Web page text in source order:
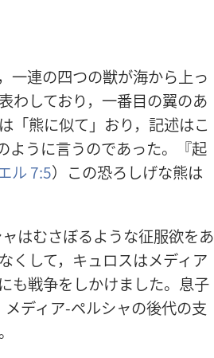
一連の四つの獣が海から上っ
わしており，一番目の翼のあ
「熊に似て」おり，記述はこ
ように言うのであった。『起
ル 7:5）この恐ろしげな熊は
はむさぼるような征服欲をあ
くして，キュロスはメディア
も戦争をしかけました。息子
ディア-ペルシャの後代の支